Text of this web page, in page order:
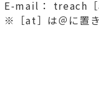
E-mail： treach
※［at］は＠に置き